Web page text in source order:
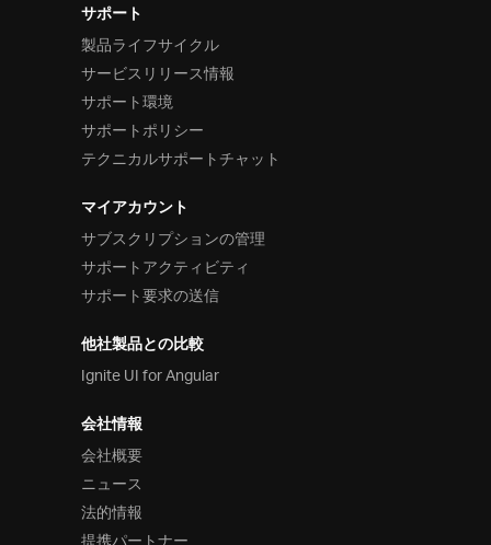
サポート
製品ライフサイクル
サービスリリース情報
サポート環境
サポートポリシー
テクニカルサポートチャット
マイアカウント
サブスクリプションの管理
サポートアクティビティ
サポート要求の送信
他社製品との比較
Ignite UI for Angular
会社情報
会社概要
ニュース
法的情報